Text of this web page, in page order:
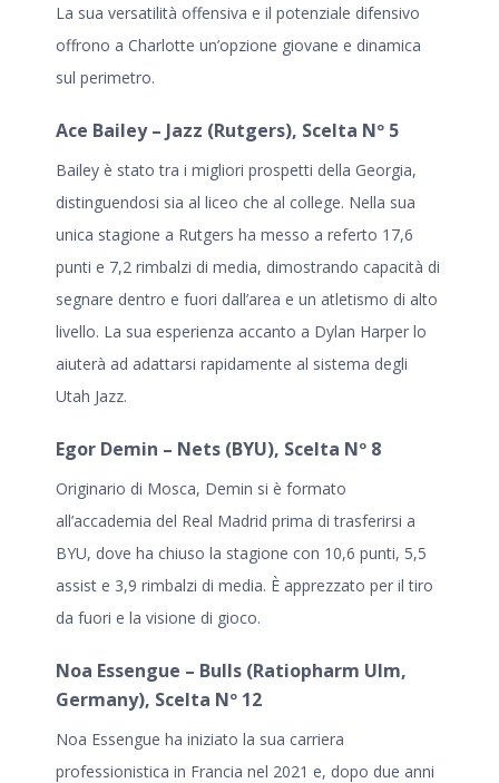
La sua versatilità offensiva e il potenziale difensivo
offrono a Charlotte un’opzione giovane e dinamica
sul perimetro.
Ace Bailey – Jazz (Rutgers), Scelta Nº 5
Bailey è stato tra i migliori prospetti della Georgia,
distinguendosi sia al liceo che al college. Nella sua
unica stagione a Rutgers ha messo a referto 17,6
punti e 7,2 rimbalzi di media, dimostrando capacità di
segnare dentro e fuori dall’area e un atletismo di alto
livello. La sua esperienza accanto a Dylan Harper lo
aiuterà ad adattarsi rapidamente al sistema degli
Utah Jazz.
Egor Demin – Nets (BYU), Scelta Nº 8
Originario di Mosca, Demin si è formato
all’accademia del Real Madrid prima di trasferirsi a
BYU, dove ha chiuso la stagione con 10,6 punti, 5,5
assist e 3,9 rimbalzi di media. È apprezzato per il tiro
da fuori e la visione di gioco.
Noa Essengue – Bulls (Ratiopharm Ulm,
Germany), Scelta Nº 12
Noa Essengue ha iniziato la sua carriera
professionistica in Francia nel 2021 e, dopo due anni